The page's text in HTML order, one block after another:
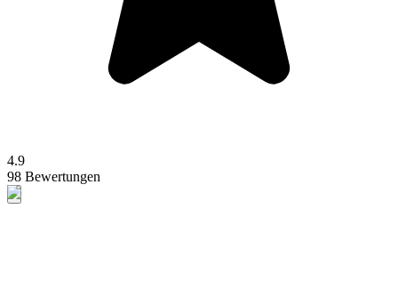
4.9
98 Bewertungen